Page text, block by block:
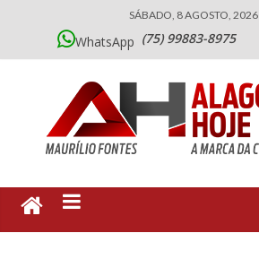
SÁBADO, 8 AGOSTO, 2026
WhatsApp (75) 99883-8975